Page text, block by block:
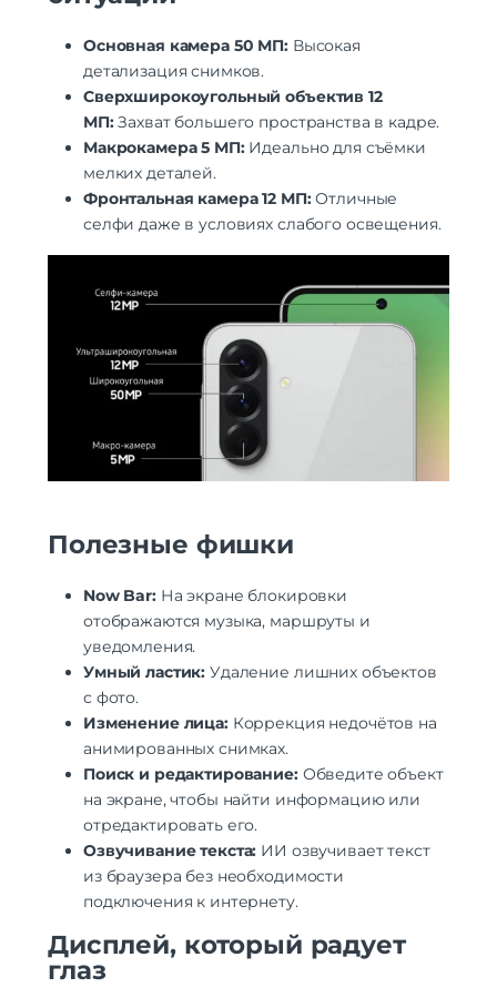
Навигация
Навигация
A-GPS | BeiDou | GALILEO | GPS | QZSS |
Гарантия
Дополнительно
Основная камера 50 МП:Высокая
детализация снимков.
Сверхширокоугольный объектив 12
МП:Захват большего пространства в кадре.
Макрокамера 5 МП:Идеально для съёмки
мелких деталей.
Фронтальная камера 12 МП:Отличные
селфи даже в условиях слабого освещения.
Полезные фишки
Now Bar:На экране блокировки
отображаются музыка, маршруты и
уведомления.
Умный ластик: Удаление лишних объектов
с фото.
Изменение лица:Коррекция недочётов на
анимированных снимках.
Поиск и редактирование:Обведите объект
на экране, чтобы найти информацию или
отредактировать его.
Озвучивание текста: ИИ озвучивает текст
из браузера без необходимости
подключения к интернету.
Дисплей, который радует
глаз